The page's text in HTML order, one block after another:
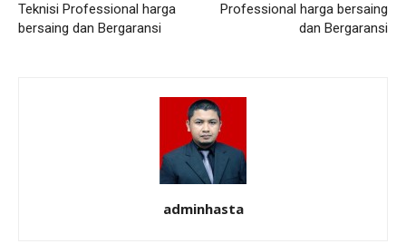
Teknisi Professional harga
bersaing dan Bergaransi
Professional harga bersaing
dan Bergaransi
adminhasta